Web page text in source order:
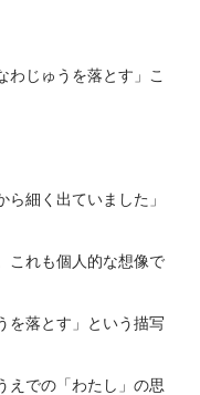
わじゅうを落とす」こ
細く出ていました」
これも個人的な想像で
を落とす」という描写
えでの「わたし」の思